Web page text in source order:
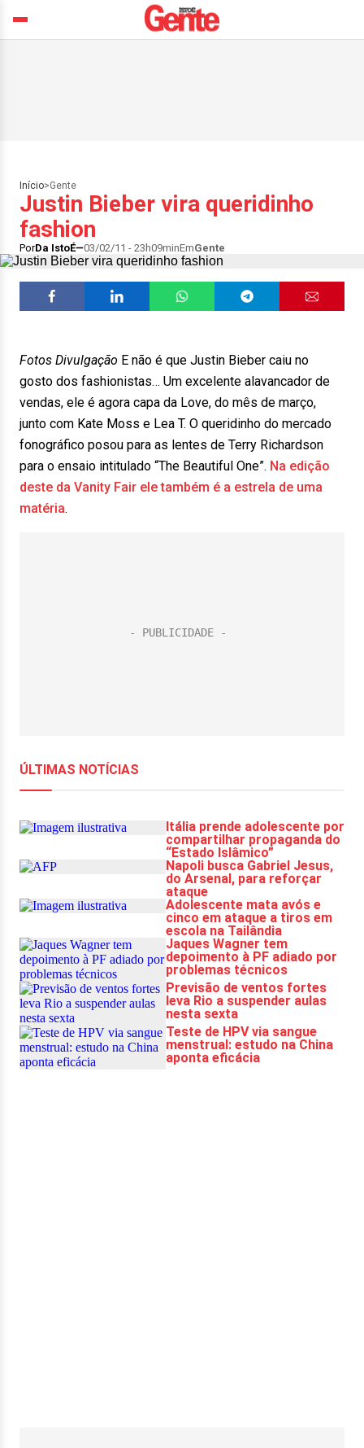
Início>Gente
Justin Bieber vira queridinho
fashion
PorDa IstoÉ 03/02/11 - 23h09minEmGente
Fotos Divulgação E não é que Justin Bieber caiu no
gosto dos fashionistas… Um excelente alavancador de
vendas, ele é agora capa da Love, do mês de março,
junto com Kate Moss e Lea T. O queridinho do mercado
fonográfico posou para as lentes de Terry Richardson
para o ensaio intitulado “The Beautiful One”. Na edição
deste da Vanity Fair ele também é a estrela de uma
matéria.